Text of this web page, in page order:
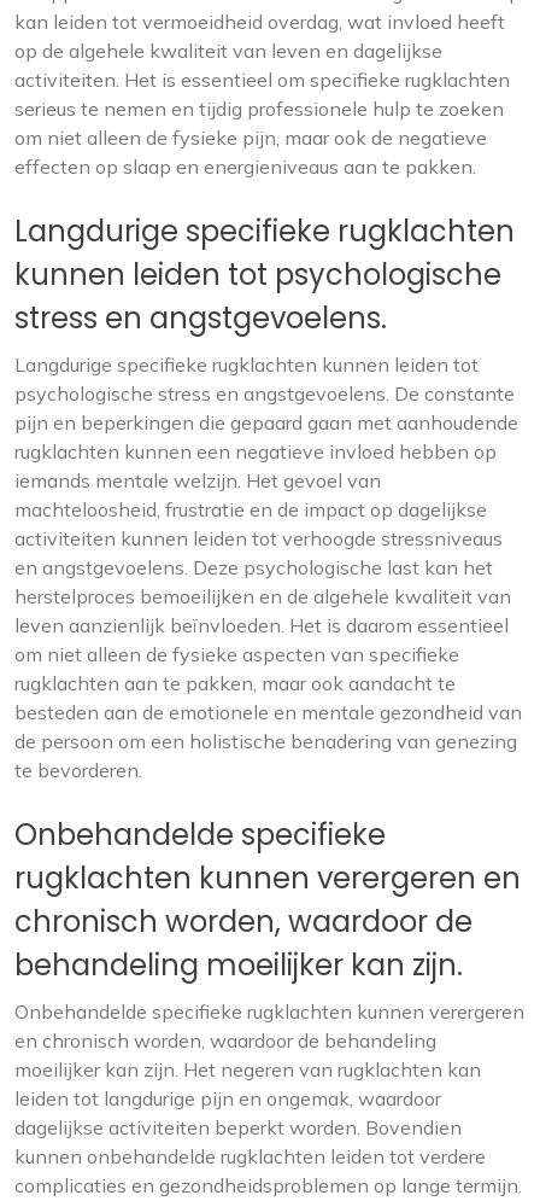
kan leiden tot vermoeidheid overdag, wat invloed heeft
op de algehele kwaliteit van leven en dagelijkse
activiteiten. Het is essentieel om specifieke rugklachten
serieus te nemen en tijdig professionele hulp te zoeken
om niet alleen de fysieke pijn, maar ook de negatieve
effecten op slaap en energieniveaus aan te pakken.
Langdurige specifieke rugklachten
kunnen leiden tot psychologische
stress en angstgevoelens.
Langdurige specifieke rugklachten kunnen leiden tot
psychologische stress en angstgevoelens. De constante
pijn en beperkingen die gepaard gaan met aanhoudende
rugklachten kunnen een negatieve invloed hebben op
iemands mentale welzijn. Het gevoel van
machteloosheid, frustratie en de impact op dagelijkse
activiteiten kunnen leiden tot verhoogde stressniveaus
en angstgevoelens. Deze psychologische last kan het
herstelproces bemoeilijken en de algehele kwaliteit van
leven aanzienlijk beïnvloeden. Het is daarom essentieel
om niet alleen de fysieke aspecten van specifieke
rugklachten aan te pakken, maar ook aandacht te
besteden aan de emotionele en mentale gezondheid van
de persoon om een holistische benadering van genezing
te bevorderen.
Onbehandelde specifieke
rugklachten kunnen verergeren en
chronisch worden, waardoor de
behandeling moeilijker kan zijn.
Onbehandelde specifieke rugklachten kunnen verergeren
en chronisch worden, waardoor de behandeling
moeilijker kan zijn. Het negeren van rugklachten kan
leiden tot langdurige pijn en ongemak, waardoor
dagelijkse activiteiten beperkt worden. Bovendien
kunnen onbehandelde rugklachten leiden tot verdere
complicaties en gezondheidsproblemen op lange termijn.